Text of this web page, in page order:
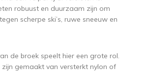
robuust en duurzaam zijn om
scherpe ski’s, ruwe sneeuw en
de broek speelt hier een grote rol.
zijn gemaakt van versterkt nylon of